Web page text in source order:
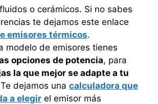
o cerámicos. Si no sabes
te dejamos este enlace
emisores térmicos.
modelo de emisores tienes
opciones de potencia, para
la que mejor se adapte a tu
dejamos una calculadora que
a elegir el emisor más